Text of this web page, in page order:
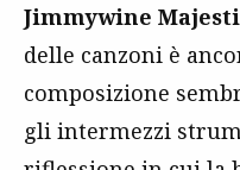
Jimmywine
delle canzoni è
composizione
gli intermezzi